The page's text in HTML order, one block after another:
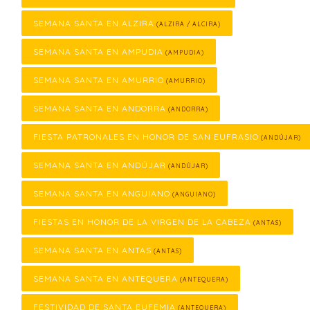
SEMANA SANTA EN ALZIRA (ALZIRA / ALCIRA)
SEMANA SANTA EN AMPUDIA (AMPUDIA)
SEMANA SANTA EN AMURRIO (AMURRIO)
SEMANA SANTA EN ANDORRA (ANDORRA)
FIESTA PATRONALES EN HONOR DE SAN EUFRASIO (ANDÚJAR)
SEMANA SANTA EN ANDÚJAR (ANDÚJAR)
SEMANA SANTA EN ANGUIANO (ANGUIANO)
FIESTAS EN HONOR DE LA VIRGEN DE LA CABEZA (ANTAS)
SEMANA SANTA EN ANTAS (ANTAS)
SEMANA SANTA EN ANTEQUERA (ANTEQUERA)
FESTIVIDAD DE SANTA EUFEMIA (ANTEQUERA)